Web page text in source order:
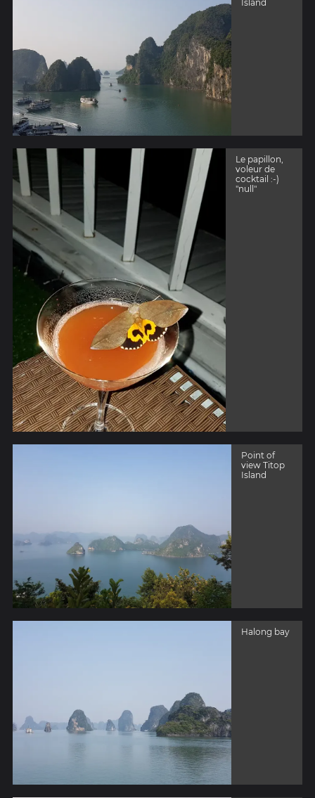
Island
Le papillon,
voleur de
cocktail :-)
"null"
Point of
view Titop
Island
Halong bay